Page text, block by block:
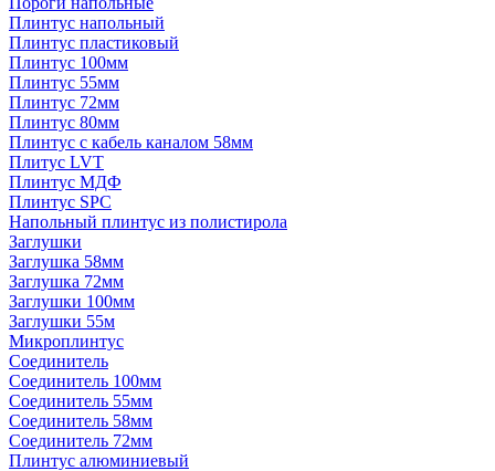
Плинтус напольный
Плинтус пластиковый
Плинтус 100мм
Плинтус 55мм
Плинтус 72мм
Плинтус 80мм
Плинтус с кабель каналом 58мм
Плитус LVT
Плинтус МДФ
Плинтус SPC
Напольный плинтус из полистирола
Заглушки
Заглушка 58мм
Заглушка 72мм
Заглушки 100мм
Заглушки 55м
Микроплинтус
Соединитель
Соединитель 100мм
Соединитель 55мм
Соединитель 58мм
Соединитель 72мм
Плинтус алюминиевый